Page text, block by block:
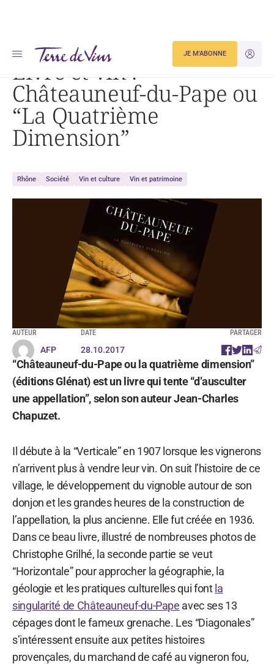
JE
JE M'ABONNE
Accueil Livre et vin : Châteauneuf-du-Pape ou « La Quatrième Dimension »
Livre et vin :
Châteauneuf-du-Pape ou
“La Quatrième
Dimension”
Rhône Société Vin et culture Vin et patrimoine
AUTEUR
AFP
DATE
28.10.2017
PARTAGER
“Châteauneuf-du-Pape ou la quatrième dimension”
(éditions Glénat) est un livre qui tente “d’ausculter
une appellation”, selon son auteur Jean-Charles
Chapuzet.
Il débute à la “Verticale” en 1907 lorsque les vignerons
n’arrivent plus à vendre leur vin. On suit l’histoire de ce
village, le développement du vignoble autour de son
donjon et les grandes heures de la construction de
l’appellation, la plus ancienne. Elle fut créée en 1936.
Dans ce beau livre, illustré de nombreuses photos de
Christophe Grilhé, la seconde partie se veut
“Horizontale” pour approcher la géographie, la
géologie et les pratiques culturelles qui font la
singularité de Châteauneuf-du-Pape avec ses 13
cépages dont le fameux grenache. Les “Diagonales”
s’intéressent ensuite aux petites histoires
provençales, du marchand de café au vigneron fou,